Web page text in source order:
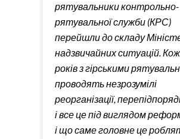
рятувальники контрольно-
рятувальної служби (КРС)
перейшли до складу
надзвичайних ситуацій.
років з гірськими
проводять незрозумілі
реорганізації,
і все це під виглядом
і що саме головне це